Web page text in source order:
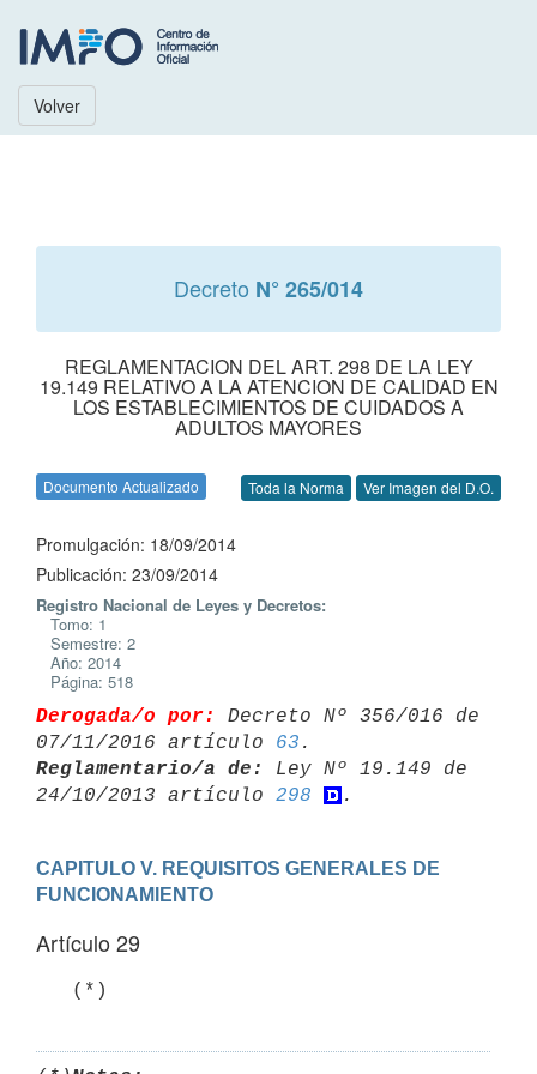
Volver
Decreto N° 265/014
REGLAMENTACION DEL ART. 298 DE LA LEY
19.149 RELATIVO A LA ATENCION DE CALIDAD EN
LOS ESTABLECIMIENTOS DE CUIDADOS A
ADULTOS MAYORES
Documento Actualizado Toda la Norma Ver Imagen del D.O.
Promulgación: 18/09/2014
Publicación: 23/09/2014
Registro Nacional de Leyes y Decretos:
Tomo: 1
Semestre: 2
Año: 2014
Página: 518
Derogada/o por:
Decreto Nº 356/016 de
07/11/2016 artículo 63
Reglamentario/a de:
Ley Nº 19.149 de
24/10/2013 artículo 298
CAPITULO V. REQUISITOS GENERALES DE
FUNCIONAMIENTO
Artículo 29
   (*)